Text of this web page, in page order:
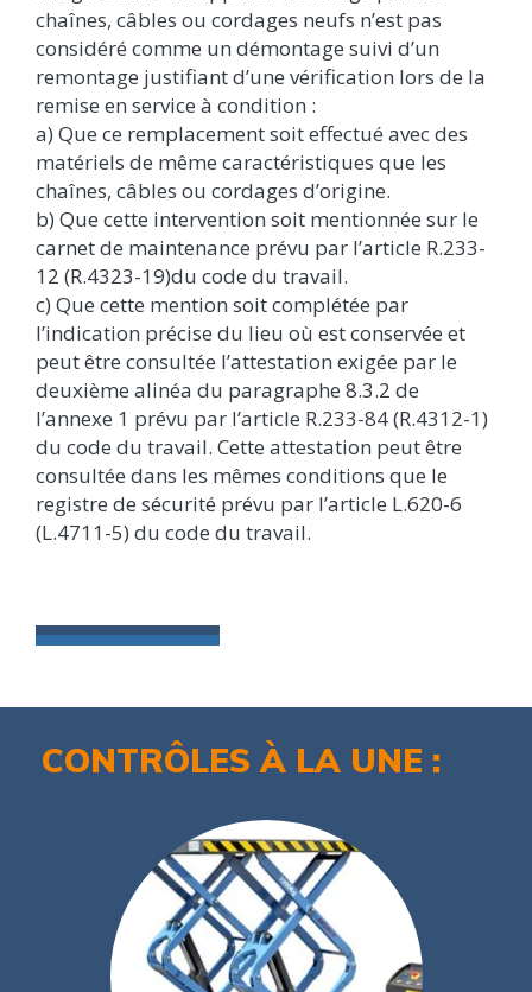
chaînes, câbles ou cordages neufs n’est pas
considéré comme un démontage suivi d’un
remontage justifiant d’une vérification lors de la
remise en service à condition :
a) Que ce remplacement soit effectué avec des
matériels de même caractéristiques que les
chaînes, câbles ou cordages d’origine.
b) Que cette intervention soit mentionnée sur le
carnet de maintenance prévu par l’article R.233-
12 (R.4323-19)du code du travail.
c) Que cette mention soit complétée par
l’indication précise du lieu où est conservée et
peut être consultée l’attestation exigée par le
deuxième alinéa du paragraphe 8.3.2 de
l’annexe 1 prévu par l’article R.233-84 (R.4312-1)
du code du travail. Cette attestation peut être
consultée dans les mêmes conditions que le
registre de sécurité prévu par l’article L.620-6
(L.4711-5) du code du travail.
CONTRÔLES À LA UNE :